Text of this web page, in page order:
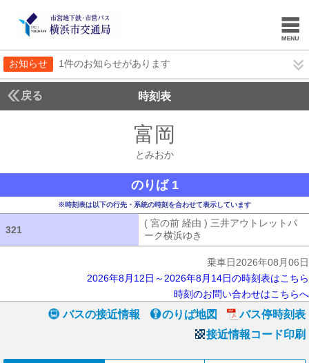
お知らせ 1件のお知らせがあります
戻る 時刻表
富岡
とみおか
のりば 1
※時刻表は以下の行先・系統の時刻を合わせて表示しています
321
( 宮の前 経由 ) 三井アウトレットパ
ーク横浜ゆき
乗車日2026年08月06日
2026年8月12日～2026年8月14日の時刻表はこちら
時刻のお問い合わせはこちらへ
バスの接近情報 のりば地図
バス停時刻表
接近情報コード印刷